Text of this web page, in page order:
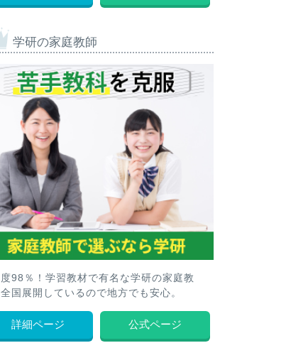
学研の家庭教師
98％！学習教材で有名な学研の家庭教
国展開しているので地方でも安心。
詳細ページ 公式ページ